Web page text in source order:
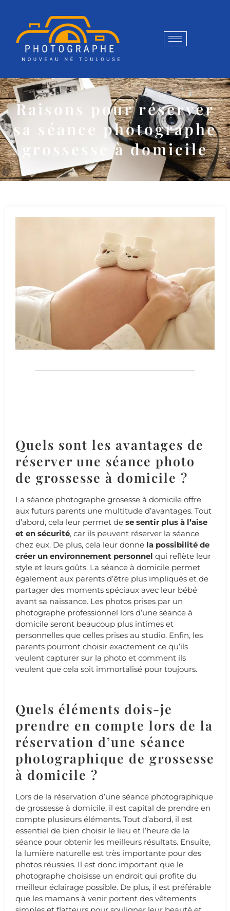
Raisons pour réserver
sa séance photographe
grossesse à domicile
Quels sont les avantages de
réserver une séance photo
de grossesse à domicile ?
La séance photographe grosesse à domicile offre
aux futurs parents une multitude d’avantages. Tout
d’abord, cela leur permet de se sentir plus à l’aise
et en sécurité, car ils peuvent réserver la séance
chez eux. De plus, cela leur donne la possibilité de
créer un environnement personnel qui reflète leur
style et leurs goûts. La séance à domicile permet
également aux parents d’être plus impliqués et de
partager des moments spéciaux avec leur bébé
avant sa naissance. Les photos prises par un
photographe professionnel lors d’une séance à
domicile seront beaucoup plus intimes et
personnelles que celles prises au studio. Enfin, les
parents pourront choisir exactement ce qu’ils
veulent capturer sur la photo et comment ils
veulent que cela soit immortalisé pour toujours.
Quels éléments dois-je
prendre en compte lors de la
réservation d’une séance
photographique de grossesse
à domicile ?
Lors de la réservation d’une séance photographique
de grossesse à domicile, il est capital de prendre en
compte plusieurs éléments. Tout d’abord, il est
essentiel de bien choisir le lieu et l’heure de la
séance pour obtenir les meilleurs résultats. Ensuite,
la lumière naturelle est très importante pour des
photos réussies. Il est donc important que le
photographe choisisse un endroit qui profite du
meilleur éclairage possible. De plus, il est préférable
que les mamans à venir portent des vêtements